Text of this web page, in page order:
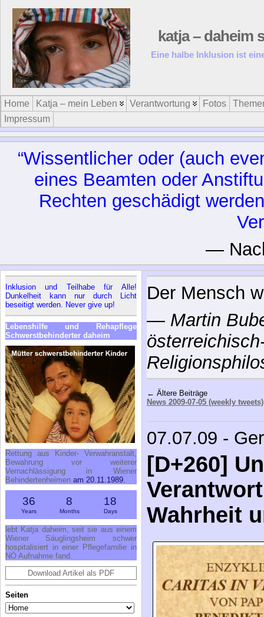
katja – daheim
Eine halbe Inklusion ist
Home Katja – mein Leben Verantwortung Fotos
Impressum
“Wissentlicher oder (auch
eines Beamten oder
Rechten geschädigt
—
Inklusion und Teilhabe für Alle!
Dunkelheit kann nur durch Licht
beseitigt werden. Never give up!
Lebenshilfe und Rehapflege
Schwerstbehinderter daheim
Rettung aus Kinder- Verwahranstalt,
Bewahrung vor weiterer
Vernachlässigung in Wiener
Behindertenheimen am 20.11.1989.
36
Years
8
Months
18
Days
lebt Katja daheim, seit sie aus einem
Wiener Säuglingsheim schwer
hospitalisiert in einer Pflegefamilie in
NÖ Aufnahme fand.
Download Artikel als PDF
Seiten
Der Mensch
— Martin
← Ältere Beiträge
News 2009-07-05 (weekly tweets)
07.07.09 -
[D+260]
Wahrheit